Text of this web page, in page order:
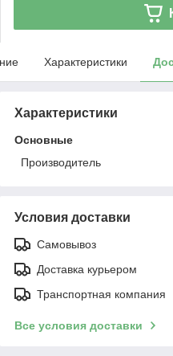
Характеристики
Характеристики
Основные
Производитель
Условия доставки
Самовывоз
Доставка курьером
Транспортная компания
Все условия доставки